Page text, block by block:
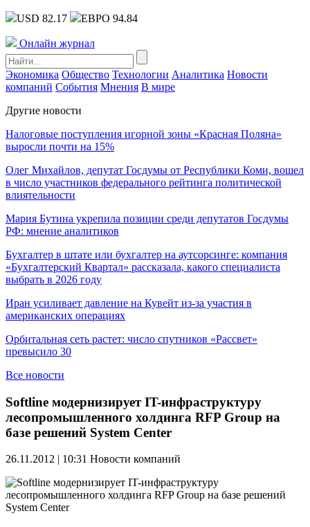
USD 82.17 ЕВРО 94.84
Онлайн журнал
Экономика Общество Технологии Аналитика Новости
компаний События Мнения В мире
Другие новости
Налоговые поступления игорной зоны «Красная Поляна»
выросли почти на 15%
Олег Михайлов, депутат Госдумы от Республики Коми, вошел
в число участников федерального рейтинга политической
влиятельности
Мария Бутина укрепила позиции среди депутатов Госдумы
РФ: мнение аналитиков
Бухгалтер в штате или бухгалтер на аутсорсинге: компания
«Бухгалтерский Квартал» рассказала, какого специалиста
выбрать в 2026 году
Иран усиливает давление на Кувейт из-за участия в
американских операциях
Орбитальная сеть растет: число спутников «Рассвет»
превысило 30
Все новости
Softline модернизирует IT-инфраструктуру
лесопромышленного холдинга RFP Group на
базе решений System Center
26.11.2012 | 10:31 Новости компаний